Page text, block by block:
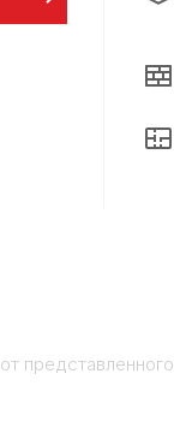
представленного